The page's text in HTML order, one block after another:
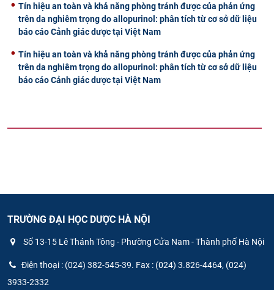
Tín hiệu an toàn và khả năng phòng tránh được của phản ứng
trên da nghiêm trọng do allopurinol: phân tích từ cơ sở dữ liệu
báo cáo Cảnh giác dược tại Việt Nam
Tín hiệu an toàn và khả năng phòng tránh được của phản ứng
trên da nghiêm trọng do allopurinol: phân tích từ cơ sở dữ liệu
báo cáo Cảnh giác dược tại Việt Nam
TRƯỜNG ĐẠI HỌC DƯỢC HÀ NỘI
Số 13-15 Lê Thánh Tông - Phường Cửa Nam - Thành phố Hà Nội
Điện thoại : (024) 382-545-39. Fax : (024) 3.826-4464, (024)
3933-2332